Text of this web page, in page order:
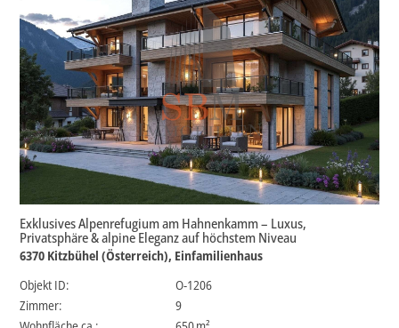
Exklusives Alpenrefugium am Hahnenkamm – Luxus,
Privatsphäre & alpine Eleganz auf höchstem Niveau
6370 Kitzbühel (Österreich), Einfamilienhaus
Objekt ID:
O-1206
Zimmer:
9